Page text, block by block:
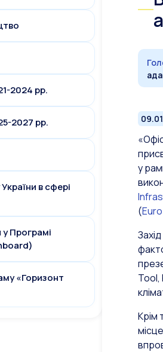
2024 рр.
2027 рр.
в сфері
у Програмі
«Горизонт
у
(
Tool,
Крім